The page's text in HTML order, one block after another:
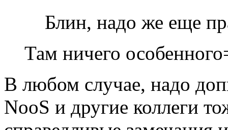
Блин, надо же еще
Там ничего
В любом случае, надо
NooS и другие коллеги